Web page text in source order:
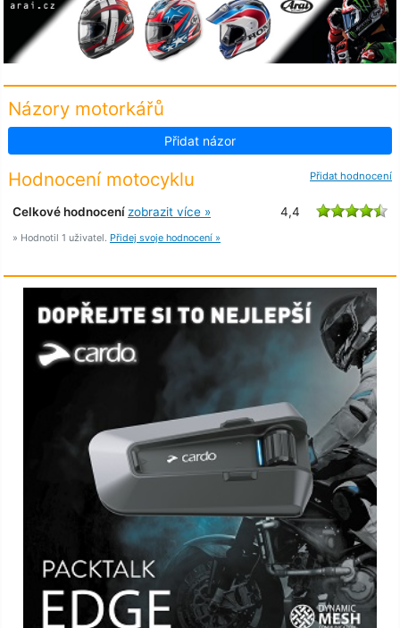
Názory motorkářů
Přidat názor
Přidat hodnocení
Hodnocení motocyklu
Celkové hodnocení zobrazit více » 4,4
» Hodnotil 1 uživatel. Přidej svoje hodnocení »